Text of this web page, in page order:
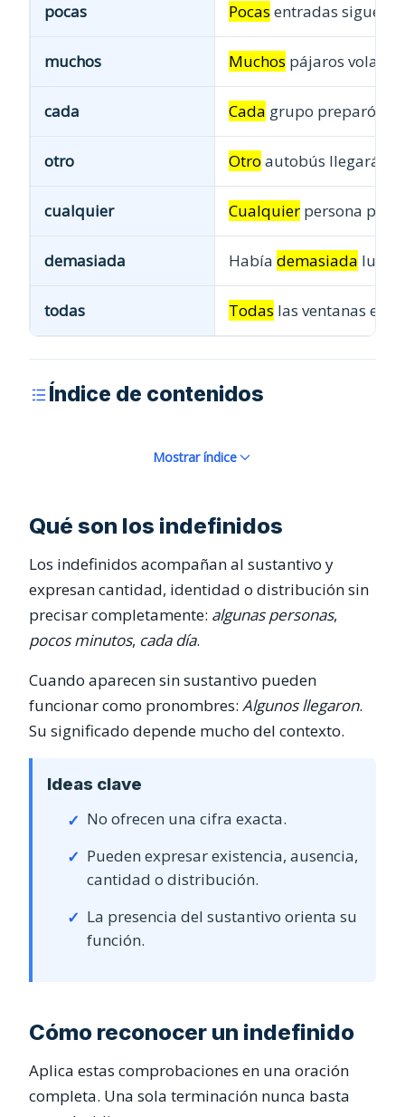
pocas Pocas entradas siguen
muchos Muchos pájaros
cada Cada grupo preparó
otro Otro autobús llegará
cualquier Cualquier persona
demasiada Había demasiada luz
todas Todas las ventanas
Índice de contenidos
Mostrar índice
Qué son los indefinidos
Los indefinidos acompañan al sustantivo y
expresan cantidad, identidad o distribución sin
precisar completamente: algunas personas,
pocos minutos, cada día.
Cuando aparecen sin sustantivo pueden
funcionar como pronombres: Algunos llegaron.
Su significado depende mucho del contexto.
Ideas clave
No ofrecen una cifra exacta.
Pueden expresar existencia, ausencia,
cantidad o distribución.
La presencia del sustantivo orienta su
función.
Cómo reconocer un indefinido
Aplica estas comprobaciones en una oración
completa. Una sola terminación nunca basta